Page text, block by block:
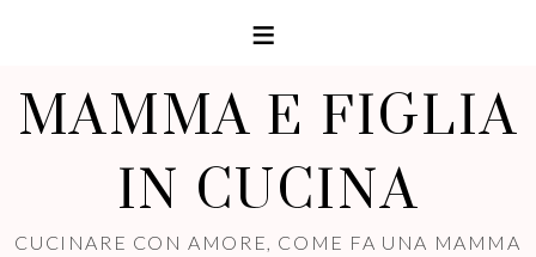
MAMMA E FIGLIA
IN CUCINA
CUCINARE CON AMORE, COME FA UNA MAMMA